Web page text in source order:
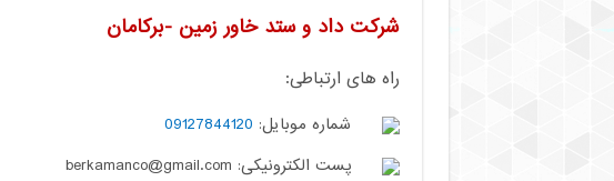
شرکت داد و ستد خاور زمین -برکامان
راه های ارتباطی:
شماره موبایل: 09127844120
پست الکترونیکی: berkamanco@gmail.com